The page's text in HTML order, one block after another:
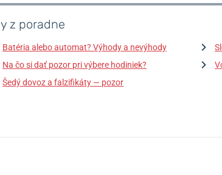
z poradne
Batéria alebo automat? Výhody a nevýhody
Na čo si dať pozor pri výbere hodiniek?
Šedý dovoz a falzifikáty — pozor